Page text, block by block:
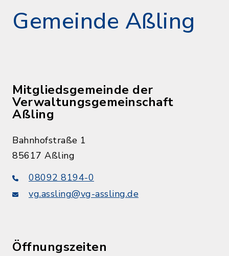
Gemeinde Aßling
Mitgliedsgemeinde der
Verwaltungsgemeinschaft
Aßling
Bahnhofstraße 1
85617 Aßling
08092 8194-0
vg.assling@vg-assling.de
Öffnungszeiten